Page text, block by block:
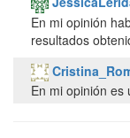
En mi opinión
resultados
En mi opinión